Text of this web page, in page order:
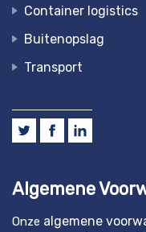
Container logistics
Buitenopslag
Transport
Algemene
Onze algemene